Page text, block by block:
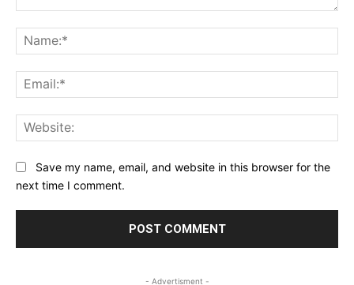
Save my name, email, and website in this browser for the
next time I comment.
- Advertisment -